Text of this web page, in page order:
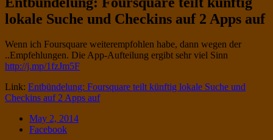
Twitter
on
Instagram
lokale Suche und Checkins auf 2 Apps auf
Standard
Wenn ich Foursquare weiterempfohlen habe, dann wegen der
..Empfehlungen. Die App-Aufteilung ergibt sehr viel Sinn
http://j.mp/1fzJm5F
Link: Entbündelung: Foursquare teilt künftig lokale Suche und
Checkins auf 2 Apps auf
Date
May 2, 2014
Tags
Facebook